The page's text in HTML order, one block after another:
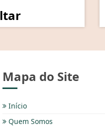
Mapa do Site
Início
Quem Somos